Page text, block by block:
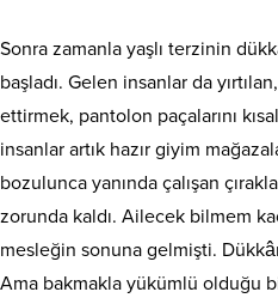
Sonra zamanla yaşlı terzinin
başladı. Gelen insanlar da
ettirmek, pantolon paçalarını
insanlar artık hazır giyim
bozulunca yanında çalışan
zorunda kaldı. Ailecek bilmem
mesleğin sonuna gelmişti.
Ama bakmakla yükümlü olduğu